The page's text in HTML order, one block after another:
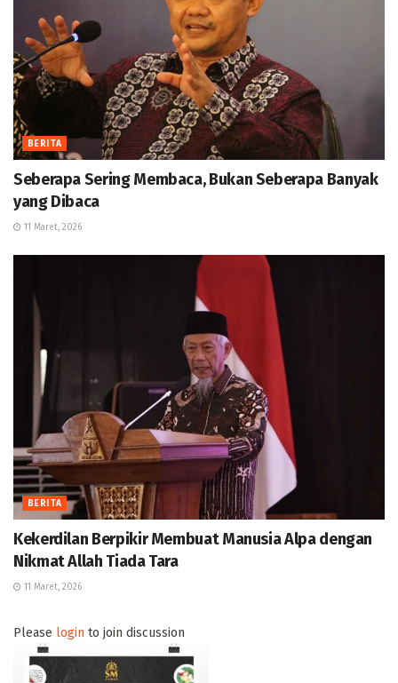
BERITA
Seberapa Sering Membaca, Bukan Seberapa Banyak
yang Dibaca
11 Maret, 2026
BERITA
Kekerdilan Berpikir Membuat Manusia Alpa dengan
Nikmat Allah Tiada Tara
11 Maret, 2026
Please login to join discussion